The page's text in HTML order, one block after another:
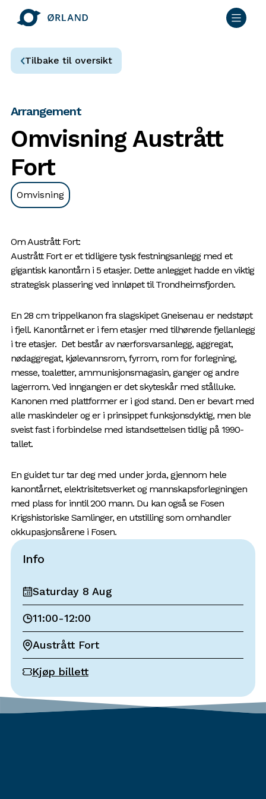
Tilbake til oversikt
Arrangement
Omvisning Austrått
Fort
Omvisning
Om Austrått Fort:
Austrått Fort er et tidligere tysk festningsanlegg med et
gigantisk kanontårn i 5 etasjer. Dette anlegget hadde en viktig
strategisk plassering ved innløpet til Trondheimsfjorden.
En 28 cm trippelkanon fra slagskipet Gneisenau er nedstøpt
i fjell. Kanontårnet er i fem etasjer med tilhørende fjellanlegg
i tre etasjer. Det består av nærforsvarsanlegg, aggregat,
nødaggregat, kjølevannsrom, fyrrom, rom for forlegning,
messe, toaletter, ammunisjonsmagasin, ganger og andre
lagerrom. Ved inngangen er det skyteskår med stålluke.
Kanonen med plattformer er i god stand. Den er bevart med
alle maskindeler og er i prinsippet funksjonsdyktig, men ble
sveist fast i forbindelse med istandsettelsen tidlig på 1990-
tallet.
En guidet tur tar deg med under jorda, gjennom hele
kanontårnet, elektrisitetsverket og mannskapsforlegningen
med plass for inntil 200 mann. Du kan også se Fosen
Krigshistoriske Samlinger, en utstilling som omhandler
okkupasjonsårene i Fosen.
Info
Saturday 8 Aug
11:00-12:00
Austrått Fort
Kjøp billett